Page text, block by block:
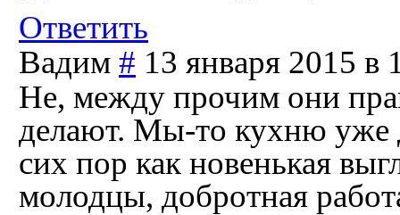
Ответить
Вадим # 13 января 2015 в
Не, между прочим они
делают. Мы-то кухню уже
сих пор как новенькая
молодцы, добротная